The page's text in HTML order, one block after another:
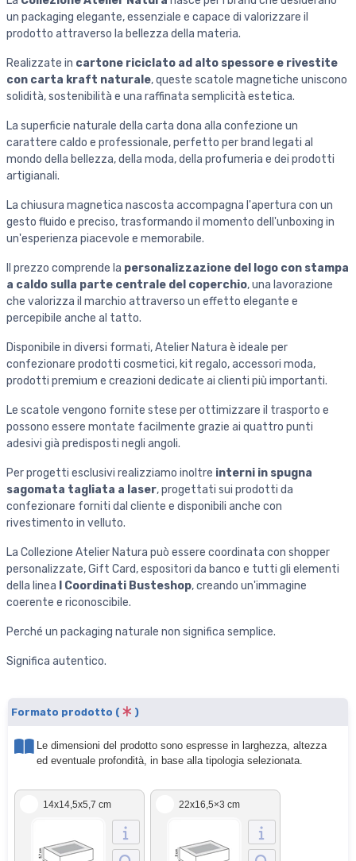
un packaging elegante, essenziale e capace di valorizzare il
prodotto attraverso la bellezza della materia.
Realizzate in cartone riciclato ad alto spessore e rivestite
con carta kraft naturale, queste scatole magnetiche uniscono
solidità, sostenibilità e una raffinata semplicità estetica.
La superficie naturale della carta dona alla confezione un
carattere caldo e professionale, perfetto per brand legati al
mondo della bellezza, della moda, della profumeria e dei prodotti
artigianali.
La chiusura magnetica nascosta accompagna l'apertura con un
gesto fluido e preciso, trasformando il momento dell'unboxing in
un'esperienza piacevole e memorabile.
Il prezzo comprende la personalizzazione del logo con stampa
a caldo sulla parte centrale del coperchio, una lavorazione
che valorizza il marchio attraverso un effetto elegante e
percepibile anche al tatto.
Disponibile in diversi formati, Atelier Natura è ideale per
confezionare prodotti cosmetici, kit regalo, accessori moda,
prodotti premium e creazioni dedicate ai clienti più importanti.
Le scatole vengono fornite stese per ottimizzare il trasporto e
possono essere montate facilmente grazie ai quattro punti
adesivi già predisposti negli angoli.
Per progetti esclusivi realizziamo inoltre interni in spugna
sagomata tagliata a laser, progettati sui prodotti da
confezionare forniti dal cliente e disponibili anche con
rivestimento in velluto.
La Collezione Atelier Natura può essere coordinata con shopper
personalizzate, Gift Card, espositori da banco e tutti gli elementi
della linea
I Coordinati Busteshop, creando un'immagine
coerente e riconoscibile.
Perché un packaging naturale non significa semplice.
Significa autentico.
Formato prodotto ( )
Le dimensioni del prodotto sono espresse in larghezza, altezza
ed eventuale profondità, in base alla tipologia selezionata.
14x14,5x5,7 cm 22x16,5×3 cm